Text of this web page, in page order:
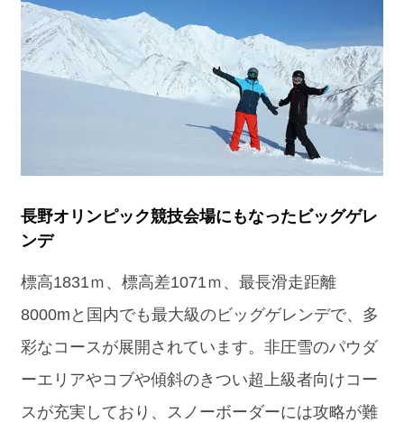
長野オリンピック競技会場にもなったビッグゲレ
ンデ
標高1831ｍ、標高差1071ｍ、最長滑走距離
8000mと国内でも最大級のビッグゲレンデで、多
彩なコースが展開されています。非圧雪のパウダ
ーエリアやコブや傾斜のきつい超上級者向けコー
スが充実しており、スノーボーダーには攻略が難